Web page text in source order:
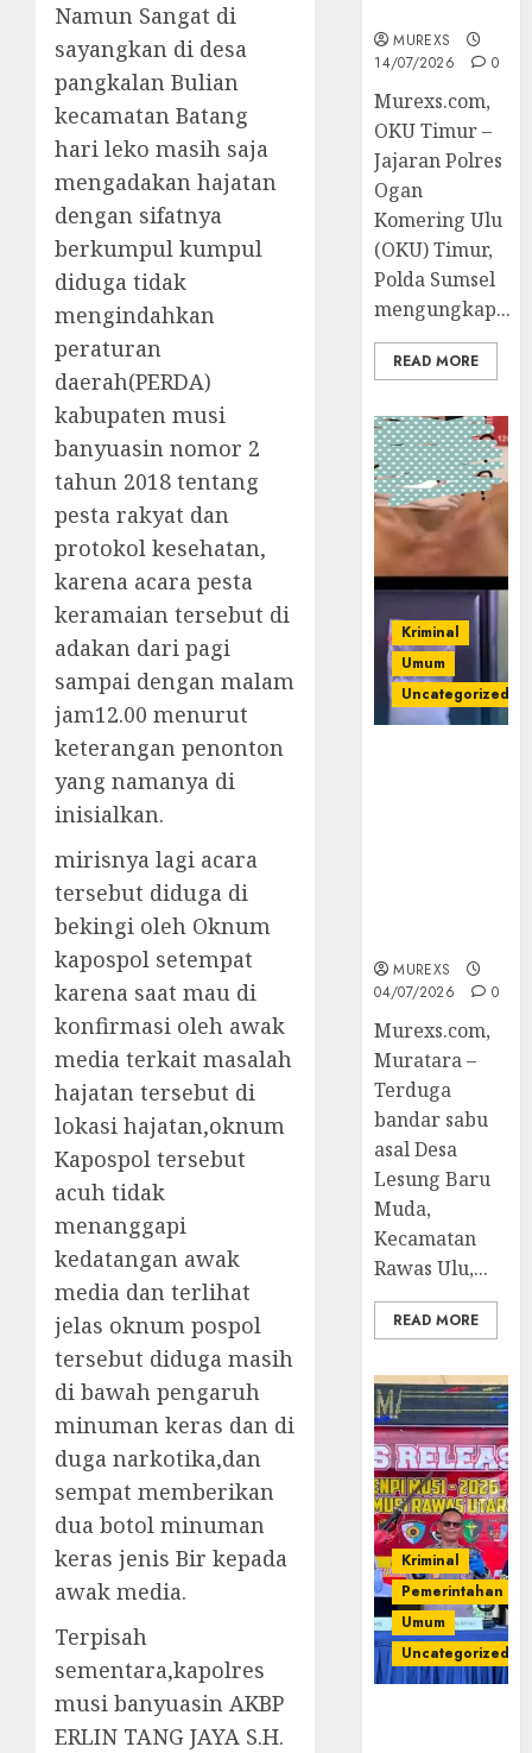
Namun Sangat di
sayangkan di desa
pangkalan Bulian
kecamatan Batang
hari leko masih saja
mengadakan hajatan
dengan sifatnya
berkumpul kumpul
diduga tidak
mengindahkan
peraturan
daerah(PERDA)
kabupaten musi
banyuasin nomor 2
tahun 2018 tentang
pesta rakyat dan
protokol kesehatan,
karena acara pesta
keramaian tersebut di
adakan dari pagi
sampai dengan malam
jam12.00 menurut
keterangan penonton
yang namanya di
inisialkan.
mirisnya lagi acara
tersebut diduga di
bekingi oleh Oknum
kapospol setempat
karena saat mau di
konfirmasi oleh awak
media terkait masalah
hajatan tersebut di
lokasi hajatan,oknum
Kapospol tersebut
acuh tidak
menanggapi
kedatangan awak
media dan terlihat
jelas oknum pospol
tersebut diduga masih
di bawah pengaruh
minuman keras dan di
duga narkotika,dan
sempat memberikan
dua botol minuman
keras jenis Bir kepada
awak media.
Terpisah
sementara,kapolres
musi banyuasin AKBP
ERLIN TANG JAYA S.H.
MUREXS
14/07/2026
0
Murexs.com,
OKU Timur –
Jajaran Polres
Ogan
Komering Ulu
(OKU) Timur,
Polda Sumsel
mengungkap...
READ MORE
Kriminal
Umum
Uncategorized
MUREXS
04/07/2026
0
Murexs.com,
Muratara –
Terduga
bandar sabu
asal Desa
Lesung Baru
Muda,
Kecamatan
Rawas Ulu,...
READ MORE
Kriminal
Pemerintahan
Umum
Uncategorized